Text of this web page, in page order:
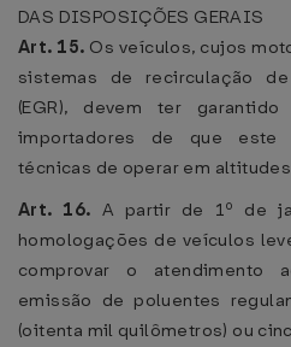
DAS DISPOSIÇÕES GERAIS
Art. 15. Os veículos, cujos
sistemas de recirculação
(EGR), devem ter
importadores de que este
técnicas de operar em
Art. 16. A partir de 1º de
homologações de veículos
comprovar o atendimento
emissão de poluentes
(oitenta mil quilômetros) ou